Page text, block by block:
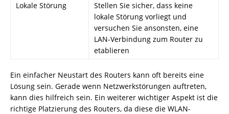
Lokale Störung
Stellen Sie sicher, dass keine
lokale Störung vorliegt und
versuchen Sie ansonsten, eine
LAN-Verbindung zum Router zu
etablieren
Ein einfacher Neustart des Routers kann oft bereits eine
Lösung sein. Gerade wenn Netzwerkstörungen auftreten,
kann dies hilfreich sein. Ein weiterer wichtiger Aspekt ist die
richtige Platzierung des Routers, da diese die WLAN-